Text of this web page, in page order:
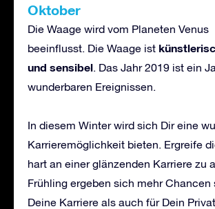
Oktober
Die Waage wird vom Planeten Venus
beeinflusst. Die Waage ist
und sensibel. Das Jahr 2019 ist ein
wunderbaren Ereignissen.
In diesem Winter wird sich Dir eine
Karrieremöglichkeit bieten. Ergreife
hart an einer glänzenden Karriere zu
Frühling ergeben sich mehr Chancen
Deine Karriere als auch für Dein